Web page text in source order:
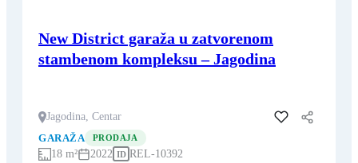
New District garaža u zatvorenom
stambenom kompleksu – Jagodina
Jagodina, Centar
Dodaj u favorite
GARAŽA
PRODAJA
18 m² 2022 ID REL-10392